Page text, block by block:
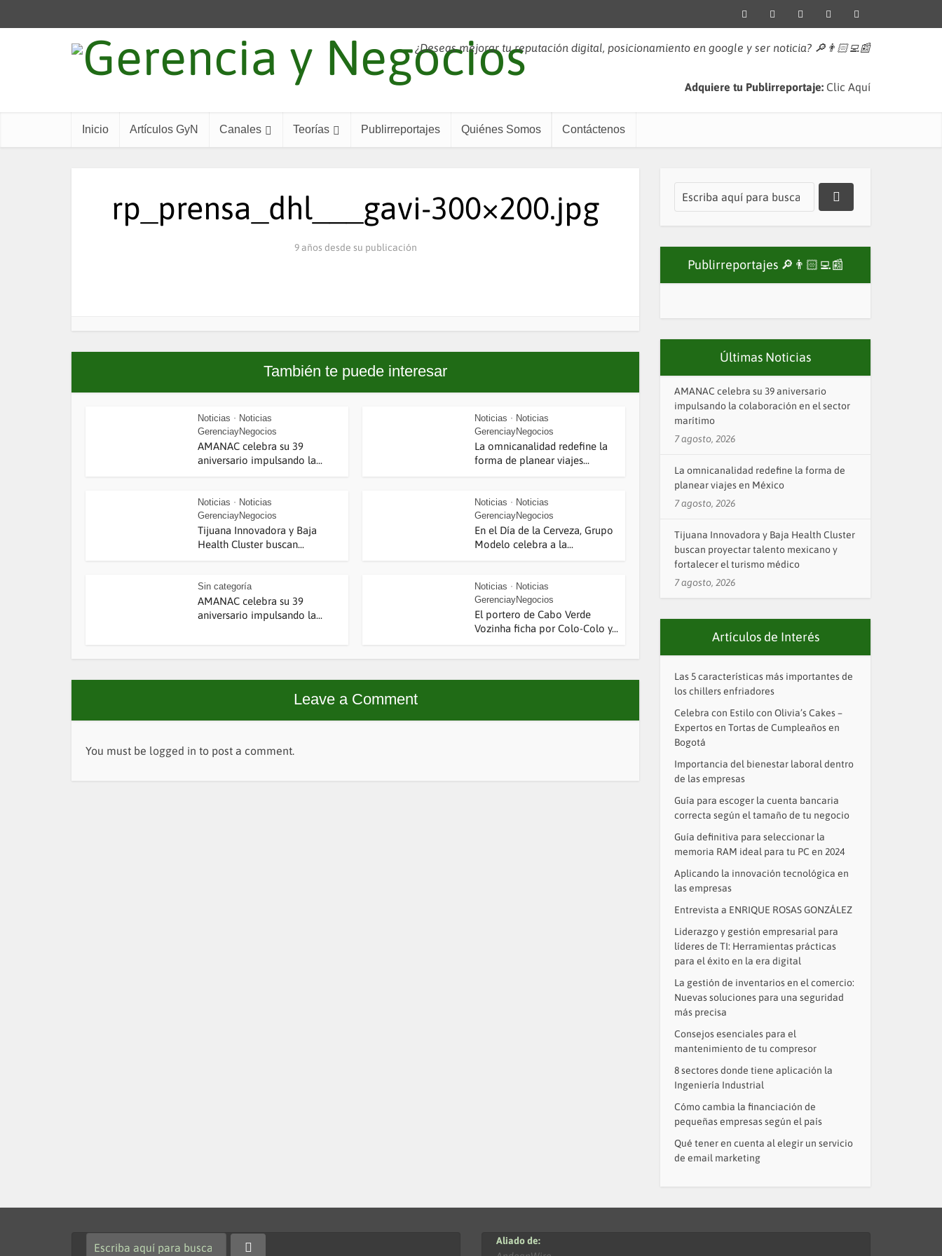
¿Deseas mejorar tu reputación digital, posicionamiento en google y ser noticia? 🔎👨🏻‍💻📰
Adquiere tu Publirreportaje: Clic Aquí
Inicio Artículos GyN Canales Teorías Publirreportajes Quiénes Somos Contáctenos
rp_prensa_dhl___gavi-300×200.jpg
9 años desde su publicación
También te puede interesar
Noticias • Noticias
GerenciayNegocios
AMANAC celebra su 39
aniversario impulsando la...
Noticias • Noticias
GerenciayNegocios
La omnicanalidad redefine la
forma de planear viajes...
Noticias • Noticias
GerenciayNegocios
Tijuana Innovadora y Baja
Health Cluster buscan...
Noticias • Noticias
GerenciayNegocios
En el Día de la Cerveza, Grupo
Modelo celebra a la...
Sin categoría
AMANAC celebra su 39
aniversario impulsando la...
Noticias • Noticias
GerenciayNegocios
El portero de Cabo Verde
Vozinha ficha por Colo-Colo y...
Leave a Comment
You must be logged in to post a comment.
Publirreportajes 🔎👨🏻‍💻📰
Últimas Noticias
AMANAC celebra su 39 aniversario
impulsando la colaboración en el sector
marítimo
7 agosto, 2026
La omnicanalidad redefine la forma de
planear viajes en México
7 agosto, 2026
Tijuana Innovadora y Baja Health Cluster
buscan proyectar talento mexicano y
fortalecer el turismo médico
7 agosto, 2026
Artículos de Interés
Las 5 características más importantes de
los chillers enfriadores
Celebra con Estilo con Olivia’s Cakes –
Expertos en Tortas de Cumpleaños en
Bogotá
Importancia del bienestar laboral dentro
de las empresas
Guía para escoger la cuenta bancaria
correcta según el tamaño de tu negocio
Guía definitiva para seleccionar la
memoria RAM ideal para tu PC en 2024
Aplicando la innovación tecnológica en
las empresas
Entrevista a ENRIQUE ROSAS GONZÁLEZ
Liderazgo y gestión empresarial para
líderes de TI: Herramientas prácticas
para el éxito en la era digital
La gestión de inventarios en el comercio:
Nuevas soluciones para una seguridad
más precisa
Consejos esenciales para el
mantenimiento de tu compresor
8 sectores donde tiene aplicación la
Ingeniería Industrial
Cómo cambia la financiación de
pequeñas empresas según el país
Qué tener en cuenta al elegir un servicio
de email marketing
Aliado de: